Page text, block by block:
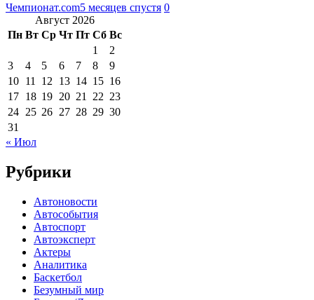
Чемпионат.com5 месяцев спустя 0
Август 2026
Пн Вт Ср Чт Пт Сб Вс
1
2
3
4 5 6 7 8
9
10 11 12 13 14 15 16
17 18 19 20 21 22 23
24 25 26 27 28 29 30
31
« Июл
Рубрики
Автоновости
Автособытия
Автоспорт
Автоэксперт
Актеры
Аналитика
Баскетбол
Безумный мир